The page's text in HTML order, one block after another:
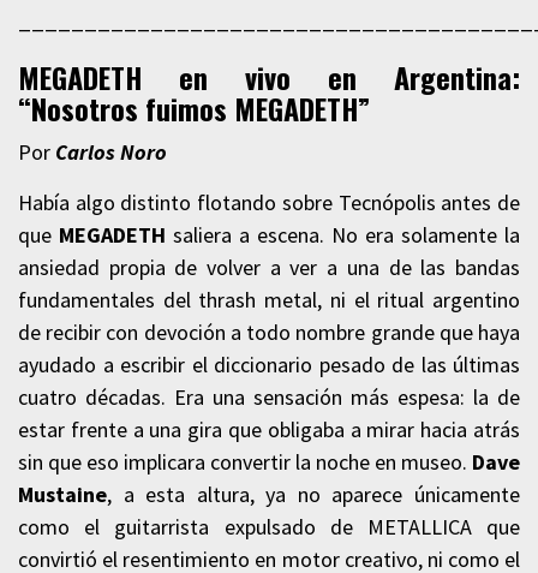
MEGADETH en vivo en Argentina:
“Nosotros fuimos MEGADETH”
Por Carlos Noro
Había algo distinto flotando sobre Tecnópolis antes de
que MEGADETH saliera a escena. No era solamente la
ansiedad propia de volver a ver a una de las bandas
fundamentales del thrash metal, ni el ritual argentino
de recibir con devoción a todo nombre grande que haya
ayudado a escribir el diccionario pesado de las últimas
cuatro décadas. Era una sensación más espesa: la de
estar frente a una gira que obligaba a mirar hacia atrás
sin que eso implicara convertir la noche en museo. Dave
Mustaine, a esta altura, ya no aparece únicamente
como el guitarrista expulsado de METALLICA que
convirtió el resentimiento en motor creativo, ni como el